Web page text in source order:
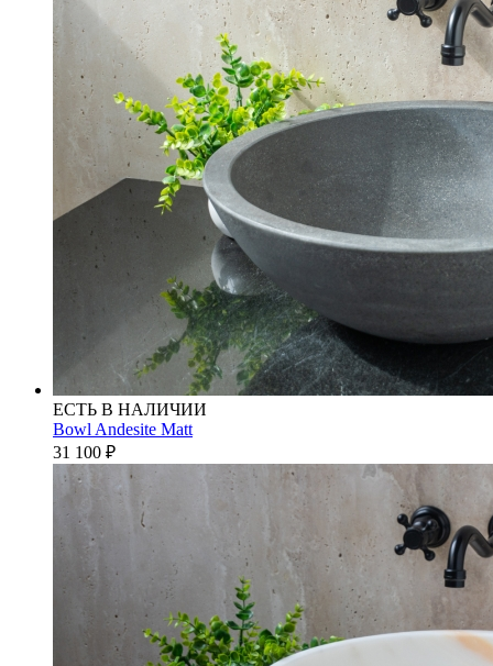
ЕСТЬ В НАЛИЧИИ
Bowl Andesite Matt
31 100 ₽